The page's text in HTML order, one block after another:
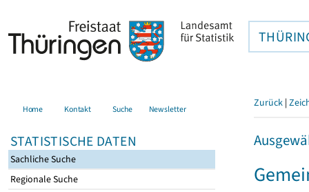
Home Kontakt Suche Newsletter
STATISTISCHE DATEN
Sachliche Suche
Regionale Suche
Zurück |